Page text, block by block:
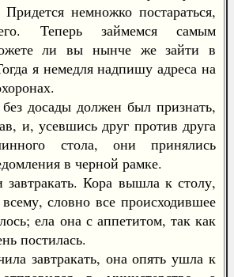
немножко постараться,
Теперь займемся самым
ли вы нынче же зайти в
я немедля надпишу адреса на
досады должен был признать,
и, усевшись друг против друга
стола, они принялись
в черной рамке.
Кора вышла к столу,
всему, словно все происходившее
ела она с аппетитом, так как
постилась.
завтракать, она опять ушла к